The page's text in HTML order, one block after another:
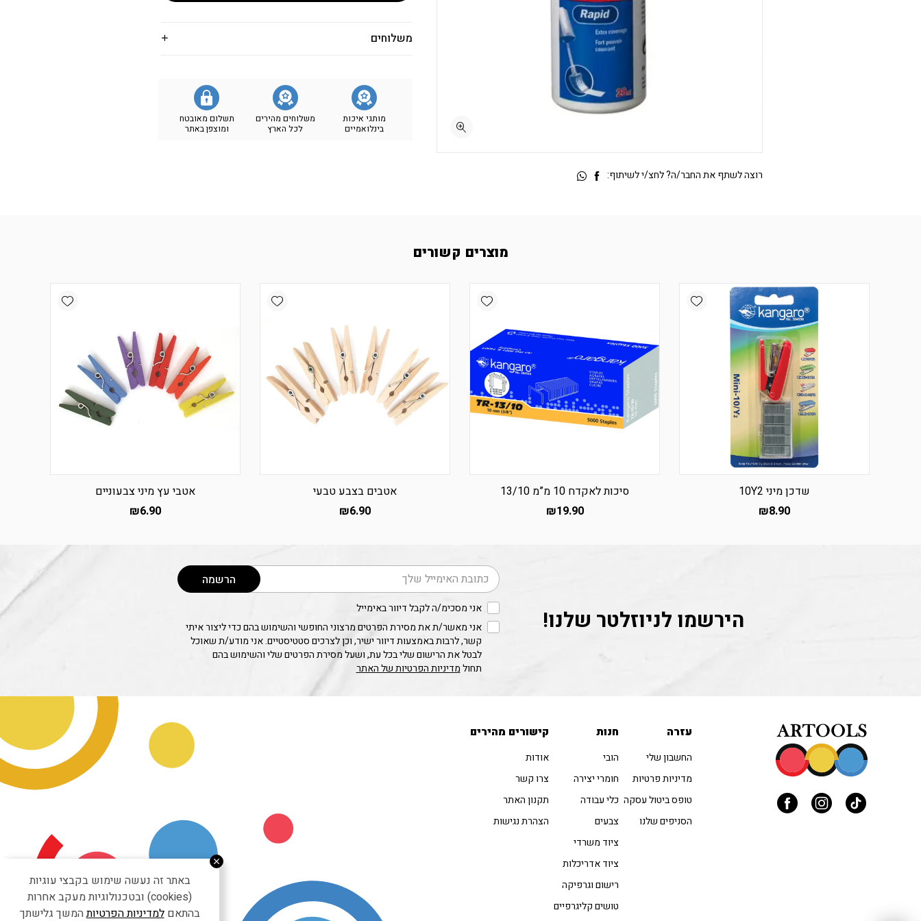
משלוחים
מותגי איכות
בינלואמיים
משלוחים מהירים
לכל הארץ
תשלום מאובטח
ומוצפן באתר
רוצה לשתף את החבר/ה? לחצ/י לשיתוף:
מוצרים קשורים
Add wishlist
שדכן מיני 10Y2
₪8.90
Add wishlist
סיכות לאקדח 10 מ”מ 13/10
₪19.90
Add wishlist
אטבים בצבע טבעי
₪6.90
Add wishlist
אטבי עץ מיני צבעוניים
₪6.90
הירשמו לניוזלטר שלנו!
דוא׳׳ל הרשמה
אני מסכימ/ה לקבל דיוור באימייל
אני מאשר/ת את מסירת הפרטים מרצוני החופשי והשימוש בהם כדי ליצור איתי
קשר, לרבות באמצעות דיוור ישיר, וכן לצרכים סטטיסטיים. אני מודע/ת שאוכל
לבטל את הרישום שלי בכל עת, ושעל מסירת הפרטים שלי והשימוש בהם
תחולמדיניות הפרטיות של האתר
עזרה
החשבון שלי
מדיניות פרטיות
טופס ביטול עסקה
הסניפים שלנו
חנות
הובי
חומרי יצירה
כלי עבודה
צבעים
ציוד משרדי
ציוד אדריכלות
רישום וגרפיקה
טושים קליגרפיים
קישורים מהירים
אודות
צרו קשר
תקנון האתר
הצהרת נגישות
באתר זה נעשה שימוש בקבצי עוגיות
(cookies) ובטכנולוגיות מעקב אחרות
בהתאםלמדיניות הפרטיותהמשך גלישתך